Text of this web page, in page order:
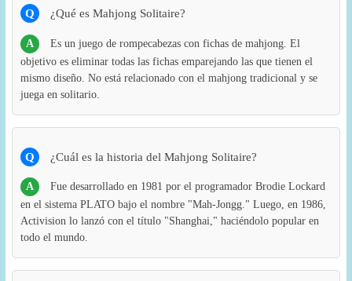
Q ¿Qué es Mahjong Solitaire?
A
Es un juego de rompecabezas con fichas de mahjong. El
objetivo es eliminar todas las fichas emparejando las que tienen el
mismo diseño. No está relacionado con el mahjong tradicional y se
juega en solitario.
Q ¿Cuál es la historia del Mahjong Solitaire?
A
Fue desarrollado en 1981 por el programador Brodie Lockard
en el sistema PLATO bajo el nombre "Mah-Jongg." Luego, en 1986,
Activision lo lanzó con el título "Shanghai," haciéndolo popular en
todo el mundo.